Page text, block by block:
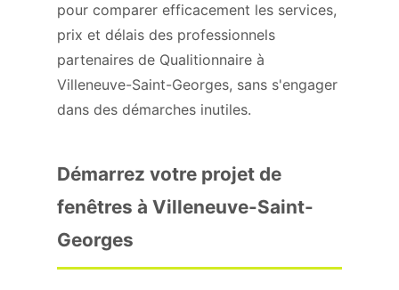
pour comparer efficacement les services,
prix et délais des professionnels
partenaires de Qualitionnaire à
Villeneuve-Saint-Georges, sans s'engager
dans des démarches inutiles.
Démarrez votre projet de
fenêtres à Villeneuve-Saint-
Georges